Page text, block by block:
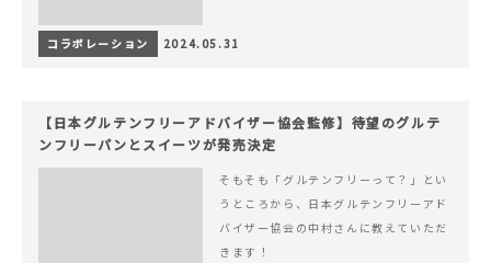
コラボレーション 2024.05.31
【日本グルテンフリーアドバイザー協会監修】待望のグルテ
ンフリーパンとスイーツが発売決定
そもそも「グルテンフリーって？」とい
うところから、日本グルテンフリーアド
バイザー協会の中村さんに教えていただ
きます！